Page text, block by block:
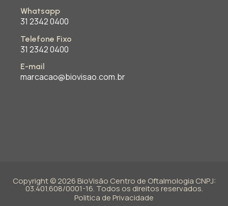
Whatsapp
31 2342 0400
Telefone Fixo
31 2342 0400
E-mail
marcacao@biovisao.com.br
Copyright © 2026 BioVisão Centro de Oftalmologia CNPJ:
03.401.608/0001-16. Todos os direitos reservados.
Politica de Privacidade